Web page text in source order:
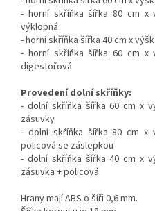
- horní skříňka šířka 80 cm x
výklopná
- horní skříňka šířka 40 cm x
- horní skříňka šířka 60 cm x
digestořová
Provedení dolní skříňky:
- dolní skříňka šířka 60 cm x
zásuvky
- dolní skříňka šířka 80 cm x
policová se záslepkou
- dolní skříňka šířka 40 cm x
zásuvka + policová
Hrany mají ABS o šíři 0,6 mm.